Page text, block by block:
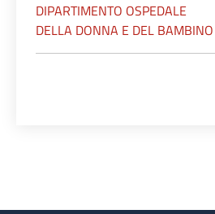
DIPARTIMENTO OSPEDALE
DELLA DONNA E DEL BAMBINO